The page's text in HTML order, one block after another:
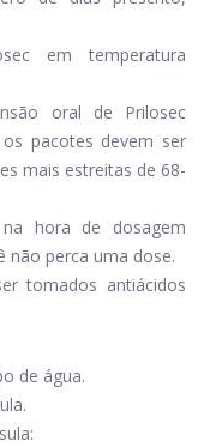
em temperatura
oral de Prilosec
pacotes devem ser
mais estreitas de 68-
hora de dosagem
não perca uma dose.
tomados antiácidos
de água.